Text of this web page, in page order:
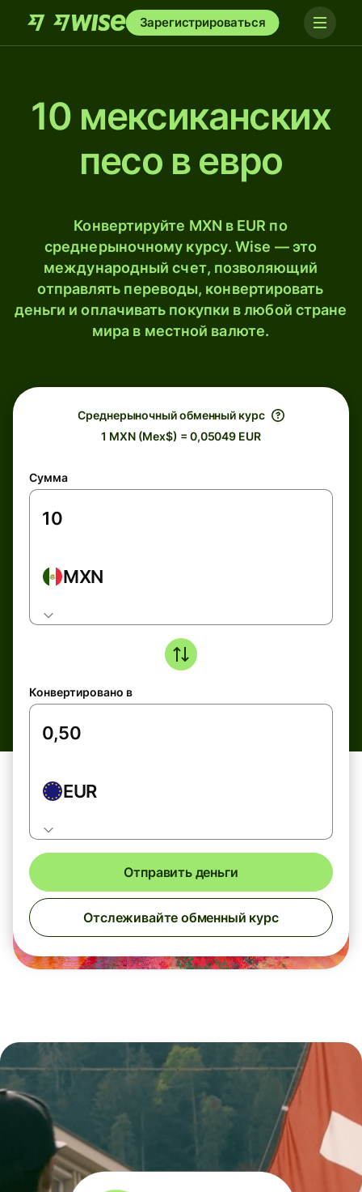
Зарегистрироваться
10 мексиканских
песо в евро
Конвертируйте MXN в EUR по
среднерыночному курсу. Wise — это
международный счет, позволяющий
отправлять переводы, конвертировать
деньги и оплачивать покупки в любой стране
мира в местной валюте.
Среднерыночный обменный курс
1 MXN (Mex$) = 0,05049 EUR
Сумма
MXN
Конвертировано в
EUR
Отправить деньги
Отслеживайте обменный курс